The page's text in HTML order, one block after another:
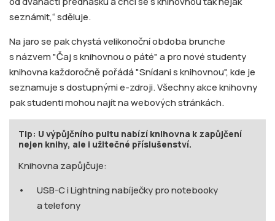
seznámit,“ sděluje.
Na jaro se pak chystá velikonoční obdoba brunche
s názvem "Čaj s knihovnou o páté" a pro nové studenty
knihovna každoročně pořádá "Snídani s knihovnou", kde je
seznamuje s dostupnými e-zdroji. Všechny akce knihovny
pak studenti mohou najít na webových stránkách.
Tip: U výpůjčního pultu nabízí knihovna k zapůjčení
nejen knihy, ale i užitečné příslušenství.
Knihovna zapůjčuje:
USB-C i Lightning nabíječky pro notebooky
a telefony